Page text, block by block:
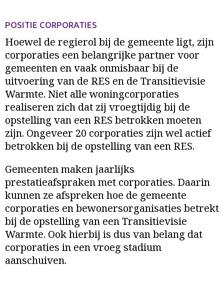
POSITIE CORPORATIES
Hoewel de regierol bij de gemeente ligt, zijn
corporaties een belangrijke partner voor
gemeenten en vaak onmisbaar bij de
uitvoering van de RES en de Transitievisie
Warmte. Niet alle woningcorporaties
realiseren zich dat zij vroegtijdig bij de
opstelling van een RES betrokken moeten
zijn. Ongeveer 20 corporaties zijn wel actief
betrokken bij de opstelling van een RES.
Gemeenten maken jaarlijks
prestatieafspraken met corporaties. Daarin
kunnen ze afspreken hoe de gemeente
corporaties en bewonersorganisaties betrekt
bij de opstelling van een Transitievisie
Warmte. Ook hierbij is dus van belang dat
corporaties in een vroeg stadium
aanschuiven.